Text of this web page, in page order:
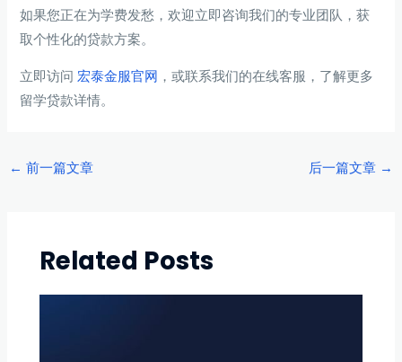
如果您正在为学费发愁，欢迎立即咨询我们的专业团队，获
取个性化的贷款方案。
立即访问宏泰金服官网 ，或联系我们的在线客服，了解更多
留学贷款详情。
Post
← 前一篇文章 后一篇文章 →
Related Posts